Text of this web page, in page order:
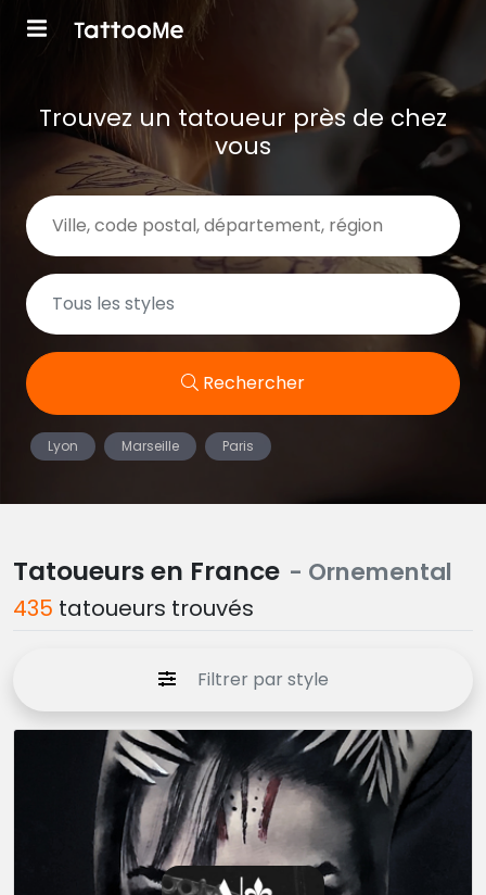
Trouvez un tatoueur près de chez
vous
Rechercher
Lyon Marseille Paris
Tatoueurs en France - Ornemental
435 tatoueurs trouvés
Filtrer par style